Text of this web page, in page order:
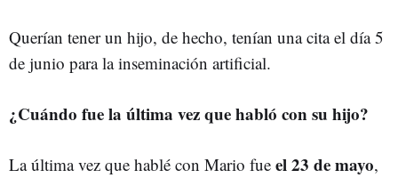
Querían tener un hijo, de hecho, tenían una cita el día 5
de junio para la inseminación artificial.
¿Cuándo fue la última vez que habló con su hijo?
La última vez que hablé con Mario fue el 23 de mayo,